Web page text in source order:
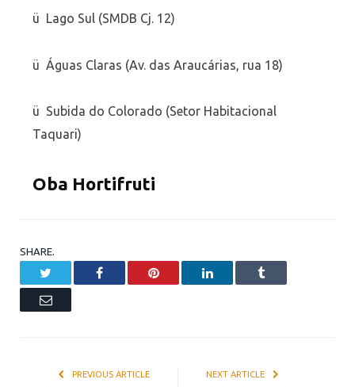
ü Lago Sul (SMDB Cj. 12)
ü Águas Claras (Av. das Araucárias, rua 18)
ü Subida do Colorado (Setor Habitacional
Taquari)
Oba Hortifruti
SHARE.
Facebook Pinterest LinkedIn Tumblr
Email
PREVIOUS ARTICLE NEXT ARTICLE